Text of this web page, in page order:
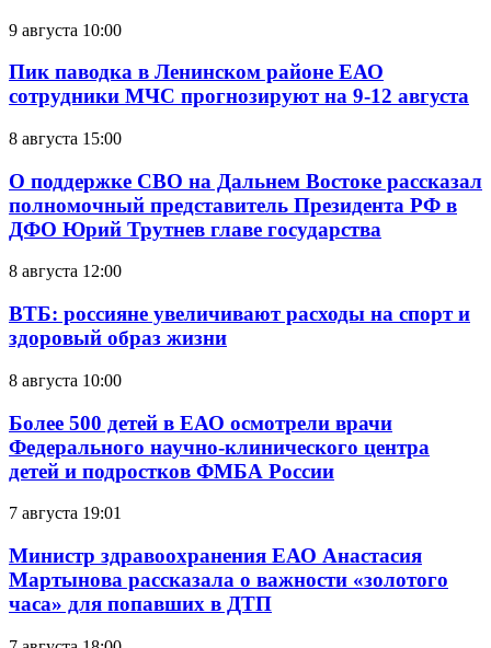
9 августа 10:00
Пик паводка в Ленинском районе ЕАО
сотрудники МЧС прогнозируют на 9-12 августа
8 августа 15:00
О поддержке СВО на Дальнем Востоке рассказал
полномочный представитель Президента РФ в
ДФО Юрий Трутнев главе государства
8 августа 12:00
ВТБ: россияне увеличивают расходы на спорт и
здоровый образ жизни
8 августа 10:00
Более 500 детей в ЕАО осмотрели врачи
Федерального научно-клинического центра
детей и подростков ФМБА России
7 августа 19:01
Министр здравоохранения ЕАО Анастасия
Мартынова рассказала о важности «золотого
часа» для попавших в ДТП